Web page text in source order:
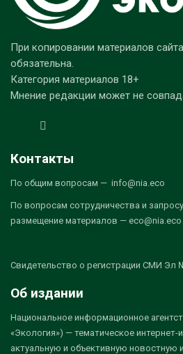
При копировании материалов
обязательна.
Категория материалов 18+
Мнение редакции может не
Контакты
По общим вопросам — info@nia.eco
По вопросам сотрудничества и
размещение материалов — eco@nia.eco
Свидетельство о регистрации СМИ Эл
Об издании
Национальное информационное
«Экология») — тематическое
актуальную и объективную